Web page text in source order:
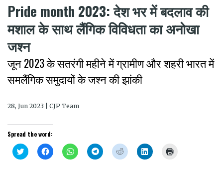
Pride month 2023: देश भर में बदलाव की
मशाल के साथ लैंगिक विविधता का अनोखा
जश्न
जून 2023 के सतरंगी महीने में ग्रामीण और शहरी भारत में
समलैंगिक समुदायों के जश्न की झांकी
28, Jun 2023 | CJP Team
Spread the word:
Click
to
Click
to
Click
to
Click
to
Click
to
Click
to